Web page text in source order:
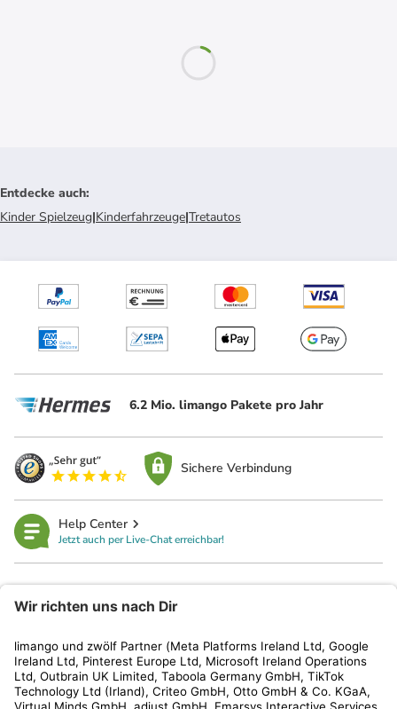
Entdecke auch:
Kinder Spielzeug|Kinderfahrzeuge|Tretautos
6.2 Mio. limango Pakete pro Jahr
Sichere Verbindung
Help Center
Jetzt auch per Live-Chat erreichbar!
Kundenservice